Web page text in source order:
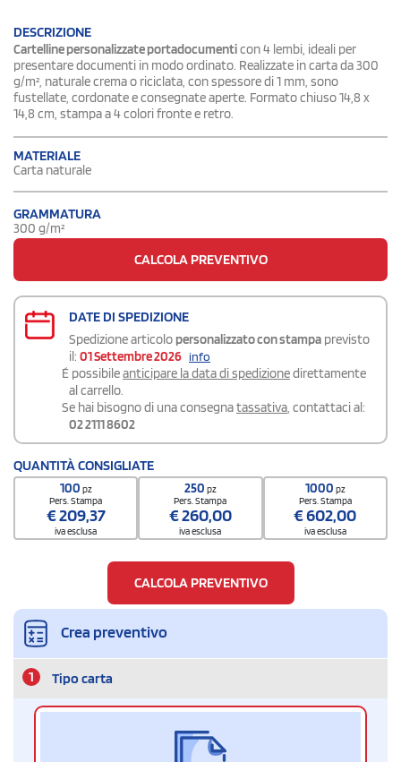
DESCRIZIONE
Cartelline personalizzate portadocumenticon 4 lembi, ideali per
presentare documenti in modo ordinato. Realizzate in carta da 300
g/m², naturale crema o riciclata, con spessore di 1 mm, sono
fustellate, cordonate e consegnate aperte. Formato chiuso 14,8 x
14,8 cm, stampa a 4 colori fronte e retro.
MATERIALE
Carta naturale
GRAMMATURA
300 g/m²
CALCOLA PREVENTIVO
DATE DI SPEDIZIONE
Spedizione articolo personalizzato con stampa previsto
il: 01 Settembre 2026 info
É possibileanticipare la data di spedizionedirettamente
al carrello.
Se hai bisogno di una consegnatassativa, contattaci al:
02 2111 8602
QUANTITÀ CONSIGLIATE
100 pz
Pers. Stampa
€209,37
iva esclusa
250 pz
Pers. Stampa
€260,00
iva esclusa
1000 pz
Pers. Stampa
€602,00
iva esclusa
CALCOLA PREVENTIVO
Crea preventivo
1 Tipo carta